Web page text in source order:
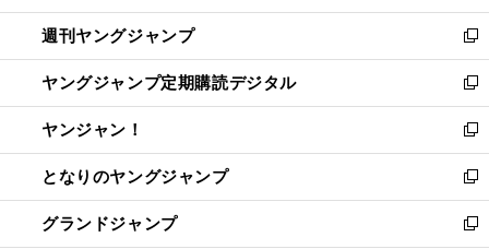
開
く
ウ
で
開
く
ン
ド
ウ
で
開
く
ウ
ィ
ン
ド
ウ
で
開
く
週刊ヤングジャンプ
新
し
い
ウ
ィ
ン
ド
ウ
で
ヤングジャンプ定期購読デジタル
新
し
い
ウ
ィ
ン
ド
ヤンジャン！
新
し
い
ウ
ィ
となりのヤングジャンプ
新
し
い
グランドジャンプ
新